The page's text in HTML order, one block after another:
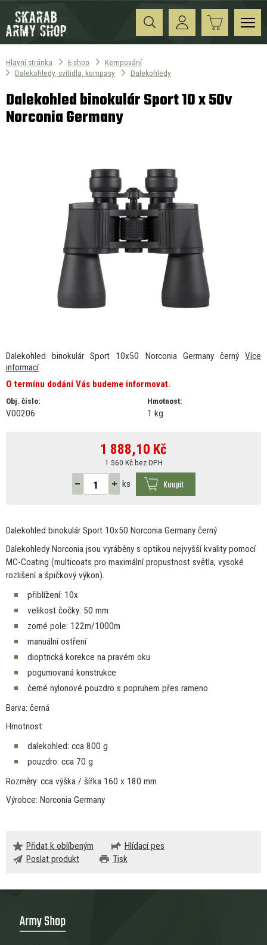
Hlavní stránka E-shop
Kempování
Dalekohledy, svítidla, kompasy
Dalekohledy
Dalekohled binokulár Sport 10 x 50v
Norconia Germany
Dalekohled binokulár Sport 10x50 Norconia Germany černý Více
informací
O termínu dodání Vás budeme informovat.
Obj. číslo:
V00206
Hmotnost:
1 kg
1 888,10 Kč
1 560 Kč bez DPH
ks Koupit
Dalekohled binokulár Sport 10x50 Norconia Germany černý
Dalekohledy Norconia jsou vyráběny s optikou nejvyšší kvality pomocí
MC-Coating (multicoats pro maximální propustnost světla, vysoké
rozlišenía špičkový výkon).
přiblížení: 10x
velikost čočky: 50 mm
zorné pole: 122m/1000m
manuální ostření
dioptrická korekce na pravém oku
pogumovaná konstrukce
černé nylonové pouzdro s popruhem přes rameno
Barva: černá
Hmotnost:
dalekohled: cca 800 g
pouzdro: cca 70 g
Rozměry: cca výška / šířka 160 x 180 mm
Výrobce: Norconia Germany
Přidat k oblíbeným
Hlídací pes
Poslat produkt
Tisk
Army Shop